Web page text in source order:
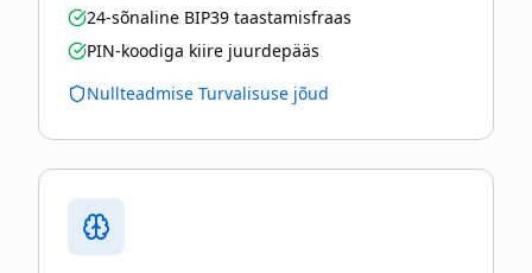
24-sõnaline BIP39 taastamisfraas
PIN-koodiga kiire juurdepääs
Nullteadmise Turvalisuse jõud